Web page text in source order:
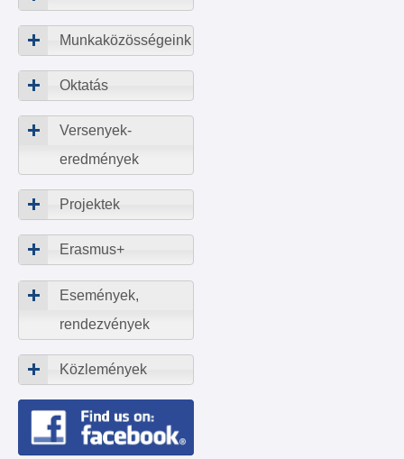
Munkaközösségeink
Oktatás
Versenyek-
eredmények
Projektek
Erasmus+
Események,
rendezvények
Közlemények